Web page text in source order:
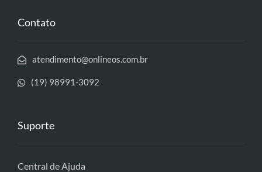
Contato
atendimento@onlineos.com.br
(19) 98991-3092
Suporte
Central de Ajuda